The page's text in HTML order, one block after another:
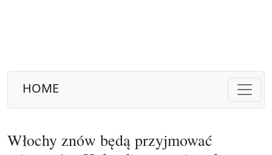
HOME
Włochy znów będą przyjmować